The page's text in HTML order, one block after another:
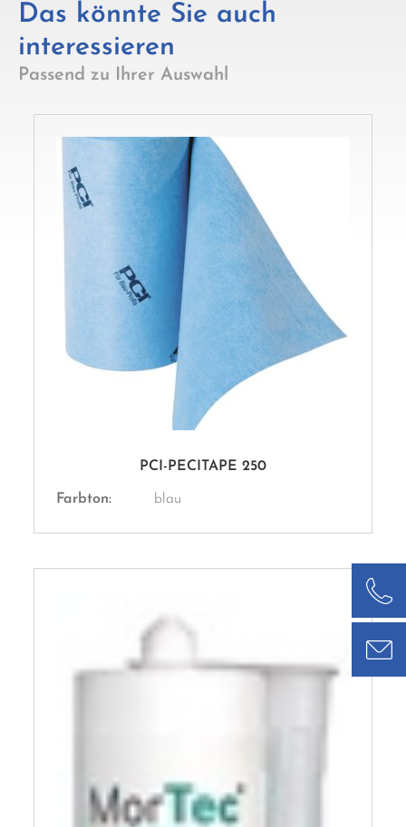
Das könnte Sie auch
interessieren
PCI-PECITAPE 250
Farbton: blau